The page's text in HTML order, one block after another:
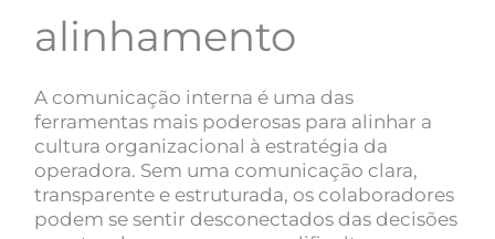
alinhamento
A comunicação interna é uma das
ferramentas mais poderosas para alinhar a
cultura organizacional à estratégia da
operadora. Sem uma comunicação clara,
transparente e estruturada, os colaboradores
podem se sentir desconectados das decisões